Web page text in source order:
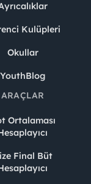
Kulüpleri
Okullar
YouthBlog
ARAÇLAR
Ortalaması
Final Büt